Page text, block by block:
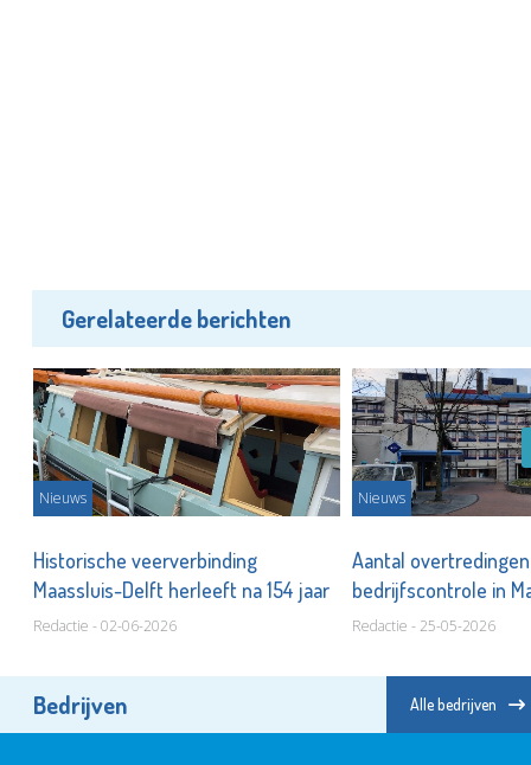
Gerelateerde berichten
Nieuws
Historische veerverbinding
Maassluis-Delft herleeft na 154 jaar
Redactie - 02-06-2026
Nieuws
Aantal
bedrijfscontrole in
Redactie - 25-05-2026
Bedrijven Alle bedrijven